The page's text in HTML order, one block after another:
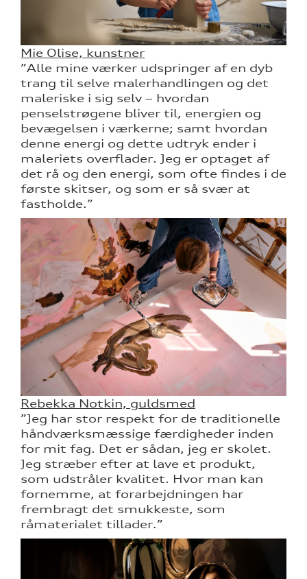
Mie Olise, kunstner
”Alle mine værker udspringer af en dyb
trang til selve malerhandlingen og det
maleriske i sig selv – hvordan
penselstrøgene bliver til, energien og
bevægelsen i værkerne; samt hvordan
denne energi og dette udtryk ender i
maleriets overflader. Jeg er optaget af
det rå og den energi, som ofte findes i de
første skitser, og som er så svær at
fastholde.”
Rebekka Notkin, guldsmed
”Jeg har stor respekt for de traditionelle
håndværksmæssige færdigheder inden
for mit fag. Det er sådan, jeg er skolet.
Jeg stræber efter at lave et produkt,
som udstråler kvalitet. Hvor man kan
fornemme, at forarbejdningen har
frembragt det smukkeste, som
råmaterialet tillader.”